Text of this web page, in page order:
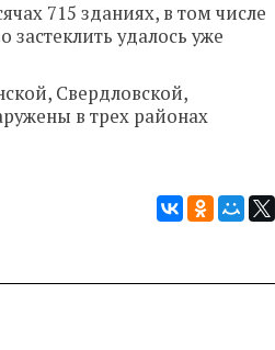
715 зданиях, в том числе
удалось уже
Свердловской,
в трех районах